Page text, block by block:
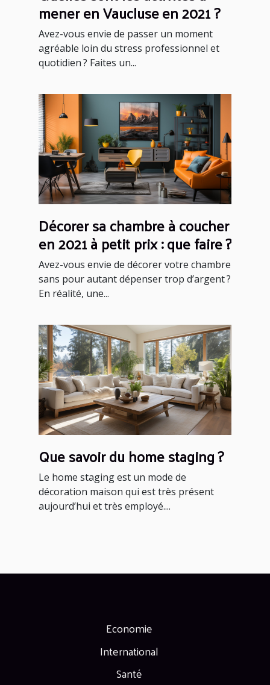
mener en Vaucluse en 2021 ?
Avez-vous envie de passer un moment
agréable loin du stress professionnel et
quotidien ? Faites un...
Décorer sa chambre à coucher
en 2021 à petit prix : que faire ?
Avez-vous envie de décorer votre chambre
sans pour autant dépenser trop d’argent ?
En réalité, une...
Que savoir du home staging ?
Le home staging est un mode de
décoration maison qui est très présent
aujourd’hui et très employé....
Economie
International
Santé